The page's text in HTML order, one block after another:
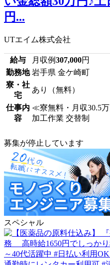
円...
UTエイム株式会社
給与 月収例307,000円
勤務地 岩手県 金ケ崎町
寮・社
宅
あり（無料）
仕事内
容
≪寮無料・月収30.5
加工作業 交替制
募集が停止しています
スペシャル